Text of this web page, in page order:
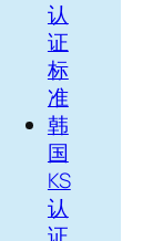
认
证
标
准
韩
国
KS
认
证